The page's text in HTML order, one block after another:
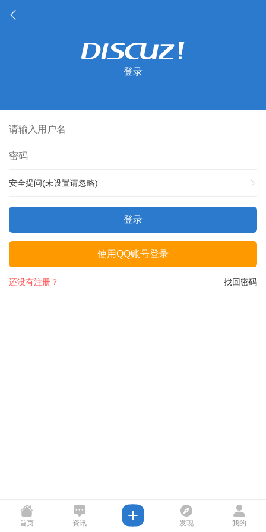
登录
安全提问(未设置请忽略)
登录
使用QQ账号登录
找回密码
还没有注册？
首页 资讯 发现 我的